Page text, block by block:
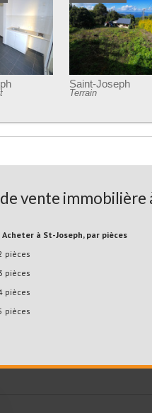
Saint-Joseph
vente immobilière
Acheter à St-Joseph, par pièces
2 pièces
3 pièces
4 pièces
5 pièces